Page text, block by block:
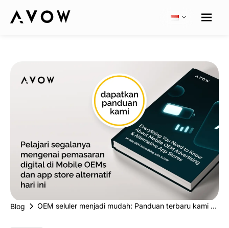
Blog OEM seluler menjadi mudah: Panduan terbaru kami ada di sini